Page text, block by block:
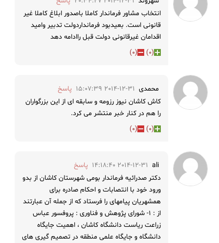
انتخاب مشاور فرماندار کاملا باصدور ابلاغ کاملا غیر
قانونی است. بعیدبود فرمانداردولت تدبیر وامید
اقدامان غیرقانونی دولت قبل راادامه دهد
(
0
)
(
0
)
محمدی 2014-12-31 15:07:39
پاسخ
کاش کاشان نیوز رزومه و سابقه ای از این بزرگواران
را هم در کنار خبر منتشر می کرد.
(
0
)
(
0
)
ali
2014-12-31 14:18:40
پاسخ
دکتر صدرائیه فرماندار بومی شهرستان کاشان از بدو
ورود خود با انتصابات و احکام صادره برای
همشهریان پیامهای را فرستاد که از جمله آن عبارتند
از : ۱- شورای پژوهش و فناوری : پروفسور عباس
زراعت ریاست دانشگاه کاشان ، اهمیت جایگاه
دانشگاه و جایگاه علمی منطقه در تصمیم گیری های